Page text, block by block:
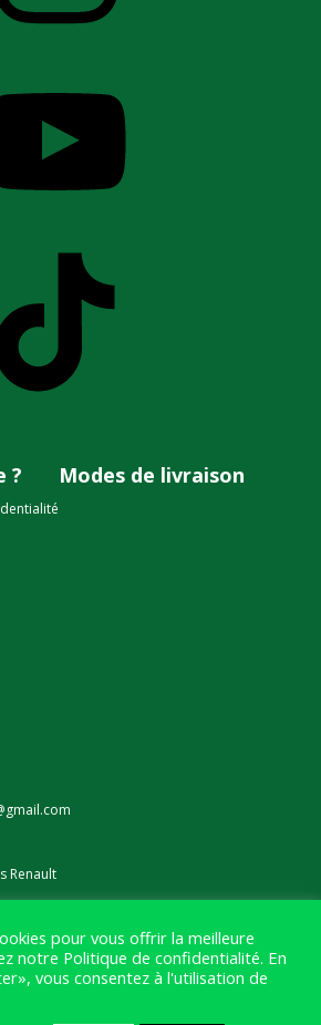
? Modes de livraison
Renault
pour vous offrir la meilleure
notre Politique de confidentialité. En
vous consentez à l'utilisation de